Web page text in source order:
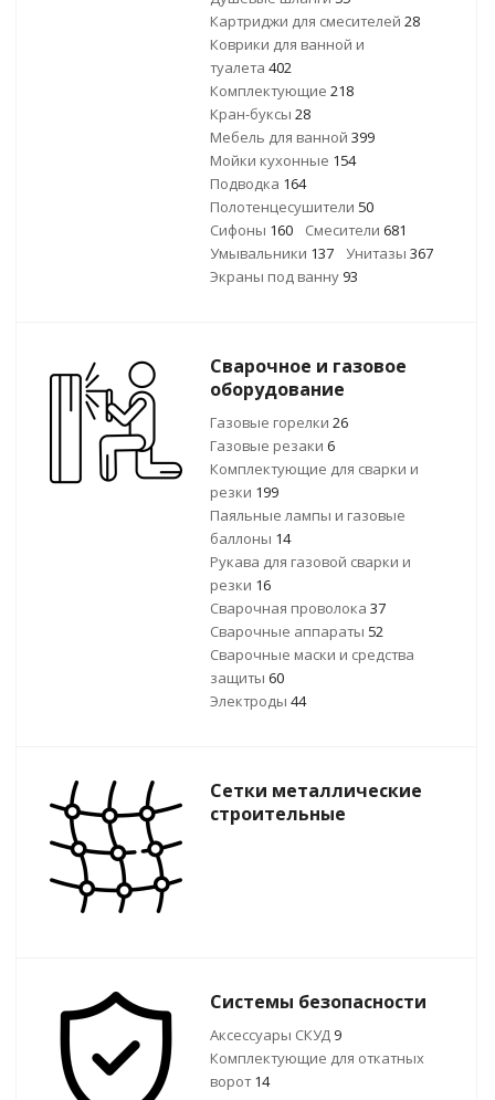
Картриджи для смесителей 28
Коврики для ванной и
туалета 402
Комплектующие 218
Кран-буксы 28
Мебель для ванной 399
Мойки кухонные 154
Подводка 164
Полотенцесушители 50
Сифоны 160 Смесители 681
Умывальники 137 Унитазы 367
Экраны под ванну 93
Сварочное и газовое
оборудование
Газовые горелки 26
Газовые резаки 6
Комплектующие для сварки и
резки 199
Паяльные лампы и газовые
баллоны 14
Рукава для газовой сварки и
резки 16
Сварочная проволока 37
Сварочные аппараты 52
Сварочные маски и средства
защиты 60
Электроды 44
Сетки металлические
строительные
Системы безопасности
Аксессуары СКУД 9
Комплектующие для откатных
ворот14